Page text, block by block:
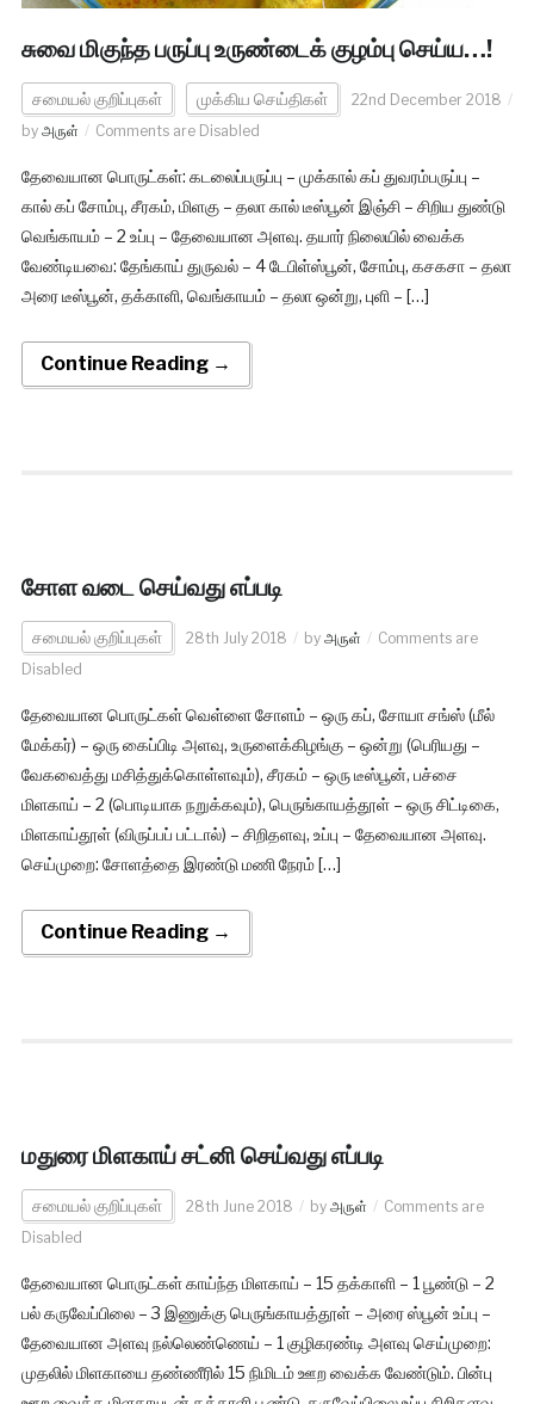
சுவை மிகுந்த பருப்பு உருண்டைக் குழம்பு செய்ய…!
சமையல் குறிப்புகள் முக்கிய செய்திகள்
22nd December 2018
by அருள் Comments are Disabled
தேவையான பொருட்கள்: கடலைப்பருப்பு – முக்கால் கப் துவரம்பருப்பு –
கால் கப் சோம்பு, சீரகம், மிளகு – தலா கால் டீஸ்பூன் இஞ்சி – சிறிய துண்டு
வெங்காயம் – 2 உப்பு – தேவையான அளவு. தயார் நிலையில் வைக்க
வேண்டியவை: தேங்காய் துருவல் – 4 டேபிள்ஸ்பூன், சோம்பு, கசகசா – தலா
அரை டீஸ்பூன், தக்காளி, வெங்காயம் – தலா ஒன்று, புளி – […]
Continue Reading →
சோள வடை செய்வது எப்படி
சமையல் குறிப்புகள் 28th July 2018 by அருள்
Comments are
Disabled
தேவையான பொருட்கள் வெள்ளை சோளம் – ஒரு கப், சோயா சங்ஸ் (மீல்
மேக்கர்) – ஒரு கைப்பிடி அளவு, உருளைக்கிழங்கு – ஒன்று (பெரியது –
வேகவைத்து மசித்துக்கொள்ளவும்), சீரகம் – ஒரு டீஸ்பூன், பச்சை
மிளகாய் – 2 (பொடியாக நறுக்கவும்), பெருங்காயத்தூள் – ஒரு சிட்டிகை,
மிளகாய்தூள் (விருப்பப் பட்டால்) – சிறிதளவு, உப்பு – தேவையான அளவு.
செய்முறை: சோளத்தை இரண்டு மணி நேரம் […]
Continue Reading →
மதுரை மிளகாய் சட்னி செய்வது எப்படி
சமையல் குறிப்புகள் 28th June 2018 by அருள்
Comments are
Disabled
தேவையான பொருட்கள் காய்ந்த மிளகாய் – 15 தக்காளி – 1 பூண்டு – 2
பல் கருவேப்பிலை – 3 இணுக்கு பெருங்காயத்தூள் – அரை ஸ்பூன் உப்பு –
தேவையான அளவு நல்லெண்ணெய் – 1 குழிகரண்டி அளவு செய்முறை:
முதலில் மிளகாயை தண்ணீரில் 15 நிமிடம் ஊற வைக்க வேண்டும். பின்பு